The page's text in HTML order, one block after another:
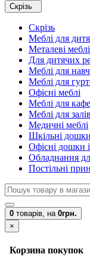
Скрізь
Скрізь
Меблі для
Металеві меблі
Для дитячих
Меблі для
Меблі для
Офісні меблі
Меблі для
Меблі для
Медичні меблі
Шкільні дошки
Офісні дошки
Обладнання
Постільні
0 товарів, на 0грн.
×
Корзина покупок